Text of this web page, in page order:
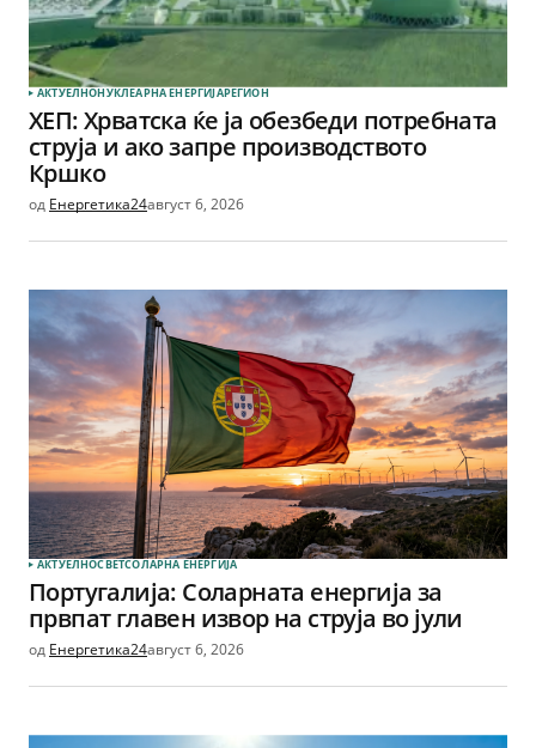
АКТУЕЛНОНУКЛЕАРНА ЕНЕРГИЈАРЕГИОН
ХЕП: Хрватска ќе ја обезбеди потребната
струја и ако запре производството
Кршко
од Енергетика24август 6, 2026
АКТУЕЛНОСВЕТСОЛАРНА EНЕРГИЈА
Португалија: Соларната енергија за
првпат главен извор на струја во јули
од Енергетика24август 6, 2026